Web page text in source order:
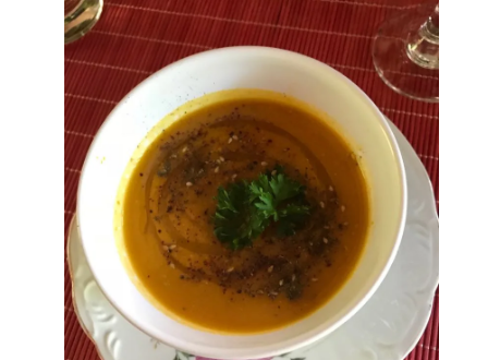
Salada com folhas e flores colhidos na hora